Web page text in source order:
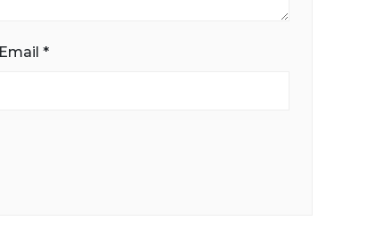
Email *